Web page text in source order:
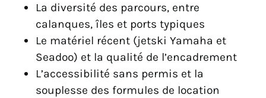
La diversité des parcours, entre
calanques, îles et ports typiques
Le matériel récent (jetski Yamaha et
Seadoo) et la qualité de l’encadrement
L’accessibilité sans permis et la
souplesse des formules de location